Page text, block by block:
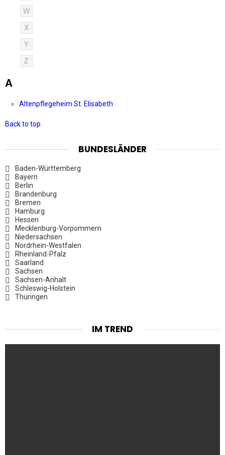
W
X
Y
Z
A
Altenpflegeheim St. Elisabeth
Back to top
BUNDESLÄNDER
Baden-Württemberg
Bayern
Berlin
Brandenburg
Bremen
Hamburg
Hessen
Mecklenburg-Vorpommern
Niedersachsen
Nordrhein-Westfalen
Rheinland-Pfalz
Saarland
Sachsen
Sachsen-Anhalt
Schleswig-Holstein
Thüringen
IM TREND